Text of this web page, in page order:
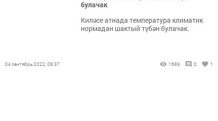
булачак
Киләсе атнада температура климатик
нормадан шактый түбән булачак.
04 сентябрь 2022, 08:37 1689 0 1